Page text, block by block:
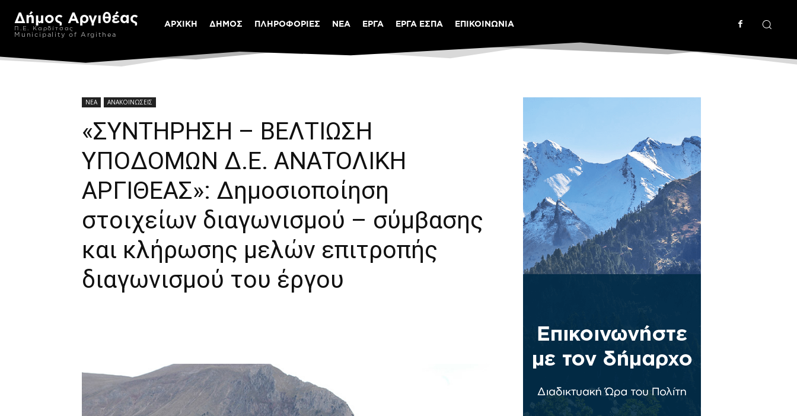
Δήμος Αργιθέας
Π.Ε. Καρδίτσας
Municipality of Argithea
ΑΡΧΙΚΗ ΔΗΜΟΣ ΠΛΗΡΟΦΟΡΙΕΣ ΝΕΑ ΕΡΓΑ ΕΡΓΑ ΕΣΠΑ ΕΠΙΚΟΙΝΩΝΙΑ
ΝΕΑ ΑΝΑΚΟΙΝΩΣΕΙΣ
«ΣΥΝΤΗΡΗΣΗ – ΒΕΛΤΙΩΣΗ
ΥΠΟΔΟΜΩΝ Δ.Ε. ΑΝΑΤΟΛΙΚΗ
ΑΡΓΙΘΕΑΣ»: Δημοσιοποίηση
στοιχείων διαγωνισμού – σύμβασης
και κλήρωσης μελών επιτροπής
διαγωνισμού του έργου